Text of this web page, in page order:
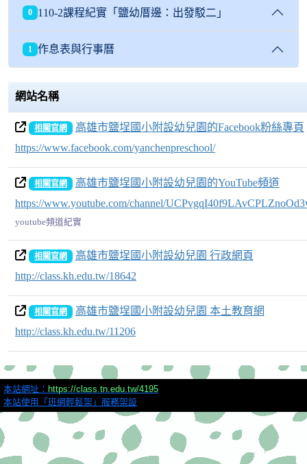
0 110-2課程紀實「鹽幼厝邊：出發駁二」
1 作息表與行事曆
網站名稱
相關官網
高雄市鹽埕國小附設幼兒園的Facebook粉絲專頁
https://www.facebook.com/yanchenpreschool/
相關官網
高雄市鹽埕國小附設幼兒園的YouTube頻道
https://www.youtube.com/channel/
youtube頻道紀實
相關官網
高雄市鹽埕國小附設幼兒園 行政網頁
http://class.kh.edu.tw/18642
相關官網
高雄市鹽埕國小附設幼兒園 本土教育網
http://class.kh.edu.tw/11206
本站網址： https://class.tn.edu.tw/4195
本站使用「班網輕鬆架」服務架設